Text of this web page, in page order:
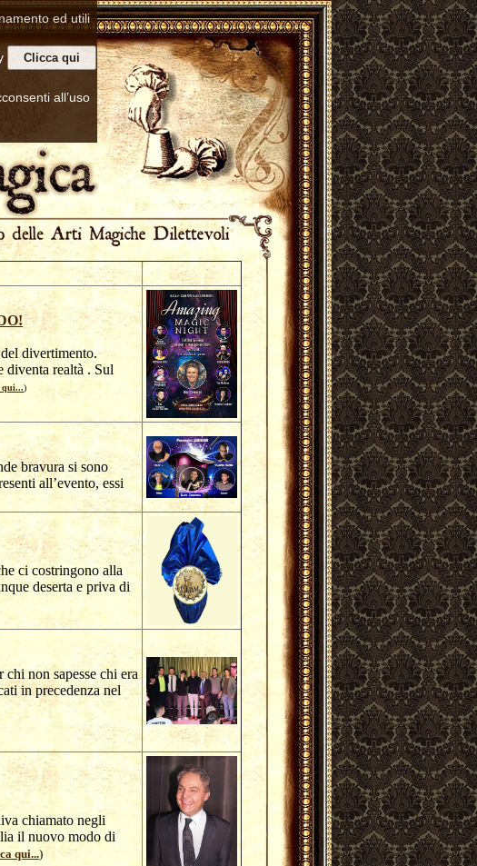
ed utili
Clicca qui
all’uso
divertimento.
diventa realtà . Sul
qui...)
bravura si sono
all’evento, essi
ci costringono alla
deserta e priva di
non sapesse chi era
in precedenza nel
chiamato negli
il nuovo modo di
qui...)